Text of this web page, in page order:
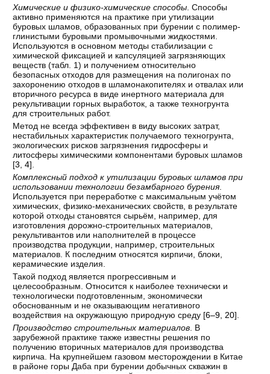
Химические и физико-химические способы . Способы
активно применяются на практике при утилизации
буровых шламов, образованных при бурении с полимер-
глинистыми буровыми промывочными жидкостями.
Используются в основном методы стабилизации с
химической фиксацией и капсуляцией загрязняющих
веществ (табл. 1) и получением относительно
безопасных отходов для размещения на полигонах по
захоронению отходов в шламонакопителях и отвалах или
вторичного ресурса в виде инертного материала для
рекультивации горных выработок, а также техногрунта
для строительных работ.
Метод не всегда эффективен в виду высоких затрат,
нестабильных характеристик получаемого техногрунта,
экологических рисков загрязнения гидросферы и
литосферы химическими компонентами буровых шламов
[3 ,4].
Комплексный подход к утилизации буровых шламов при
использовании технологии безамбарного бурения.
Используется при переработке с максимальным учётом
химических, физико-механических свойств, в результате
которой отходы становятся сырьём, например, для
изготовления дорожно-строительных материалов,
рекультивантов или наполнителей в процессе
производства продукции, например, строительных
материалов. К последним относятся кирпичи, блоки,
керамические изделия.
Такой подход является прогрессивным и
целесообразным. Относится к наиболее технически и
технологически подготовленным, экономически
обоснованным и не оказывающим негативного
воздействия на окружающую природную среду [6–9 20].
Производство строительных материалов . В
зарубежной практике также известны решения по
получению вторичных материалов для производства
кирпича. На крупнейшем газовом месторождении в Китае
в районе горы Даба при бурении добычных скважин в